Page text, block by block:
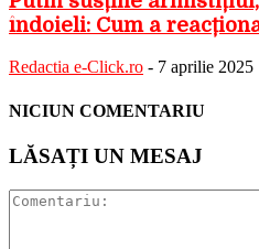
îndoieli: Cum a
Redactia e-Click.ro - 7 aprilie 2025
NICIUN COMENTARIU
LĂSAȚI UN MESAJ